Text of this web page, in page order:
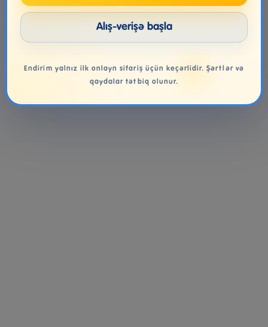
Alış-verişə başla
Endirim yalnız ilk onlayn sifariş üçün keçərlidir. Şərtlər və
qaydalar tətbiq olunur.